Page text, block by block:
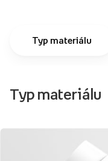
Typ materiálu
Typ materiálu